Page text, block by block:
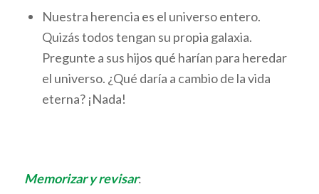
Nuestra herencia es el universo entero.
Quizás todos tengan su propia galaxia.
Pregunte a sus hijos qué harían para heredar
el universo. ¿Qué daría a cambio de la vida
eterna? ¡Nada!
Memorizar y revisar: